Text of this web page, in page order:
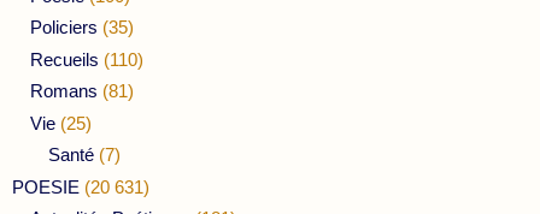
Policiers (35)
Recueils (110)
Romans (81)
Vie (25)
Santé (7)
POESIE (20 631)